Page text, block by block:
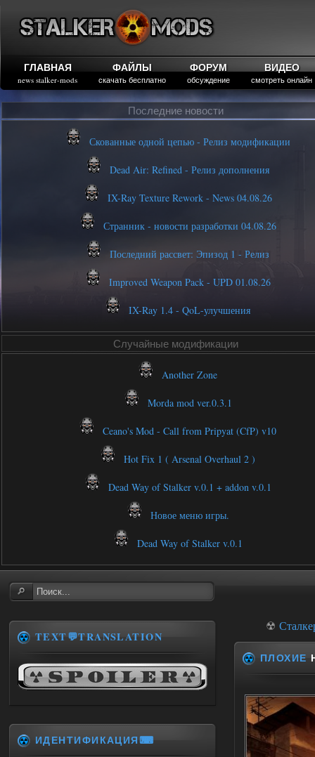
ГЛАВНАЯ
news stalker-mods
ФАЙЛЫ
скачать бесплатно
ФОРУМ
обсуждение
ВИДЕО
смотреть онлайн
Последние новости
Скованные одной цепью - Релиз модификации
Dead Air: Refined - Релиз дополнения
IX-Ray Texture Rework - News 04.08.26
Странник - новости разработки 04.08.26
Последний рассвет: Эпизод 1 - Релиз
Improved Weapon Pack - UPD 01.08.26
IX-Ray 1.4 - QoL-улучшения
Случайные модификации
Another Zone
Morda mod ver.0.3.1
Ceano's Mod - Call from Pripyat (CfP) v10
Hot Fix 1 ( Arsenal Overhaul 2 )
Dead Way of Stalker v.0.1 + addon v.0.1
Новое меню игры.
Dead Way of Stalker v.0.1
☢
ПЛОХИЕ
TEXT💬TRANSLATION
ИДЕНТИФИКАЦИЯ⌨